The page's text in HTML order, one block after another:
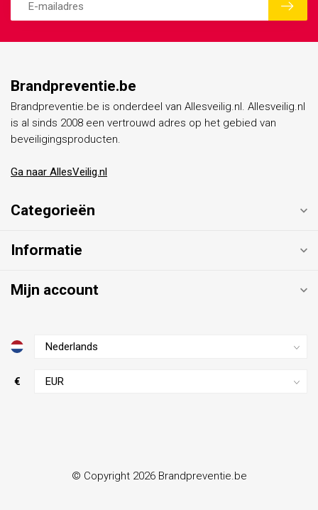
Brandpreventie.be
Brandpreventie.be is onderdeel van Allesveilig.nl. Allesveilig.nl
is al sinds 2008 een vertrouwd adres op het gebied van
beveiligingsproducten.
Ga naar AllesVeilig.nl
Categorieën
Informatie
Mijn account
€
© Copyright 2026 Brandpreventie.be